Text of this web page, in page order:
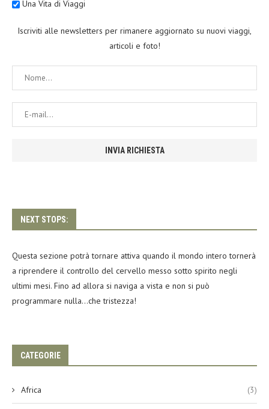
Una Vita di Viaggi
Iscriviti alle newsletters per rimanere aggiornato su nuovi viaggi,
articoli e foto!
NEXT STOPS:
Questa sezione potrà tornare attiva quando il mondo intero tornerà
a riprendere il controllo del cervello messo sotto spirito negli
ultimi mesi. Fino ad allora si naviga a vista e non si può
programmare nulla…che tristezza!
CATEGORIE
Africa (3)